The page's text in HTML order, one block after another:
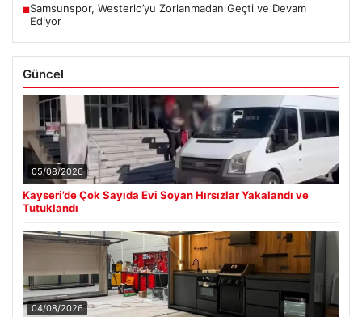
■Samsunspor, Westerlo’yu Zorlanmadan Geçti ve Devam
Ediyor
Güncel
05/08/2026
Kayseri’de Çok Sayıda Evi Soyan Hırsızlar Yakalandı ve
Tutuklandı
04/08/2026